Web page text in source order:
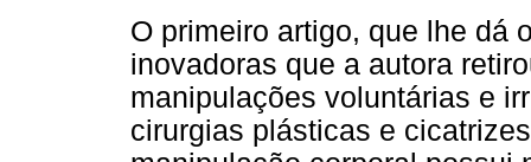
O primeiro artigo, que lhe dá
inovadoras que a autora
manipulações voluntárias e
cirurgias plásticas e